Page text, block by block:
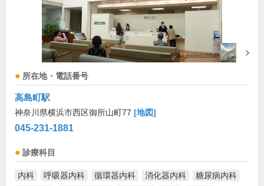
所在地・電話番号
高島町駅
神奈川県横浜市西区御所山町77 [地図]
045-231-1881
診療科目
内科 呼吸器内科 循環器内科 消化器内科
糖尿病内科